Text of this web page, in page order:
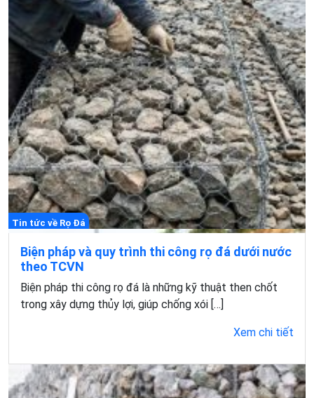
Tin tức về Rọ Đá
Biện pháp và quy trình thi công rọ đá dưới nước
theo TCVN
Biện pháp thi công rọ đá là những kỹ thuật then chốt
trong xây dựng thủy lợi, giúp chống xói […]
Xem chi tiết